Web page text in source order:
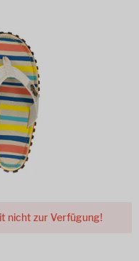
nicht zur Verfügung!